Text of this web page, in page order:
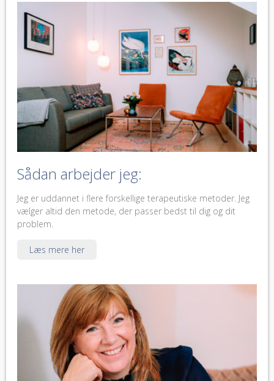
Sådan arbejder jeg:
Jeg er uddannet i flere forskellige terapeutiske metoder. Jeg
vælger altid den metode, der passer bedst til dig og dit
problem.
Læs mere her